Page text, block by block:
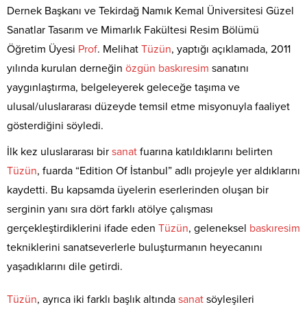
Dernek Başkanı ve Tekirdağ Namık Kemal Üniversitesi Güzel
Sanatlar Tasarım ve Mimarlık Fakültesi Resim Bölümü
Öğretim Üyesi Prof. Melihat Tüzün, yaptığı açıklamada, 2011
yılında kurulan derneğin özgün baskıresim sanatını
yaygınlaştırma, belgeleyerek geleceğe taşıma ve
ulusal/uluslararası düzeyde temsil etme misyonuyla faaliyet
gösterdiğini söyledi.
İlk kez uluslararası bir sanat fuarına katıldıklarını belirten
Tüzün, fuarda “Edition Of İstanbul” adlı projeyle yer aldıklarını
kaydetti. Bu kapsamda üyelerin eserlerinden oluşan bir
serginin yanı sıra dört farklı atölye çalışması
gerçekleştirdiklerini ifade eden Tüzün, geleneksel baskıresim
tekniklerini sanatseverlerle buluşturmanın heyecanını
yaşadıklarını dile getirdi.
Tüzün, ayrıca iki farklı başlık altında sanat söyleşileri